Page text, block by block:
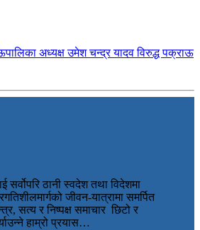
अध्यक्ष उमेश चन्द्र यादव विरुद्ध पक्राऊ
सर्वोपरि ठानी स्वदेश तथा विदेशमा
जीवन-यात्रामा समर्पित
सत्य र निष्पक्ष समाचार छिटो र
हाम्रो प्रयास…